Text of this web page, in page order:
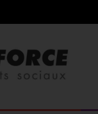
?
menées contre